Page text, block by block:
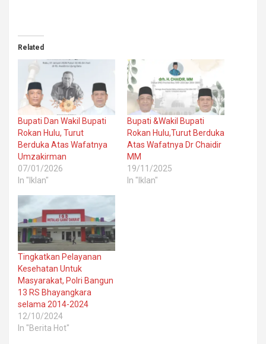
Related
Bupati Dan Wakil Bupati
Rokan Hulu, Turut
Berduka Atas Wafatnya
Umzakirman
07/01/2026
In "Iklan"
Bupati &Wakil Bupati
Rokan Hulu,Turut Berduka
Atas Wafatnya Dr Chaidir
MM
19/11/2025
In "Iklan"
Tingkatkan Pelayanan
Kesehatan Untuk
Masyarakat, Polri Bangun
13 RS Bhayangkara
selama 2014-2024
12/10/2024
In "Berita Hot"